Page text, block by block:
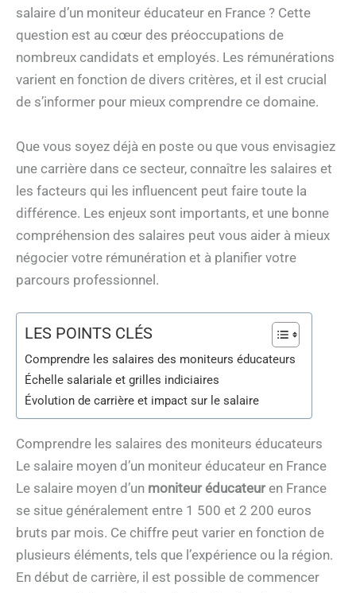
salaire d’un moniteur éducateur en France ? Cette
question est au cœur des préoccupations de
nombreux candidats et employés. Les rémunérations
varient en fonction de divers critères, et il est crucial
de s’informer pour mieux comprendre ce domaine.
Que vous soyez déjà en poste ou que vous envisagiez
une carrière dans ce secteur, connaître les salaires et
les facteurs qui les influencent peut faire toute la
différence. Les enjeux sont importants, et une bonne
compréhension des salaires peut vous aider à mieux
négocier votre rémunération et à planifier votre
parcours professionnel.
LES POINTS CLÉS
Comprendre les salaires des moniteurs éducateurs
Échelle salariale et grilles indiciaires
Évolution de carrière et impact sur le salaire
Comprendre les salaires des moniteurs éducateurs
Le salaire moyen d’un moniteur éducateur en France
Le salaire moyen d’un moniteur éducateuren France
se situe généralement entre 1 500 et 2 200 euros
bruts par mois. Ce chiffre peut varier en fonction de
plusieurs éléments, tels que l’expérience ou la région.
En début de carrière, il est possible de commencer